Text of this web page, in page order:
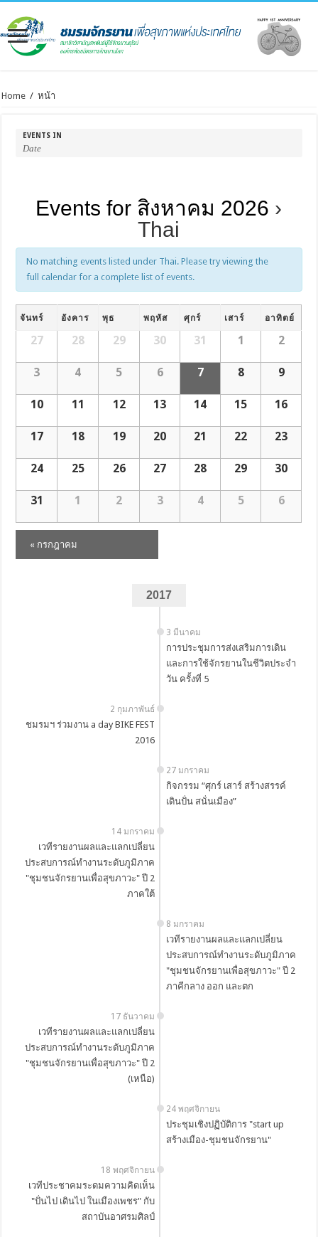
Home / หน้า
EVENTS IN
Events for สิงหาคม 2026 ›
Thai
No matching events listed under Thai. Please try viewing the
full calendar for a complete list of events.
จันทร์ อังคาร พุธ พฤหัส ศุกร์ เสาร์ อาทิตย์
27 28 29 30 31 1 2
3 4 5 6 7 8 9
10 11 12 13 14 15 16
17 18 19 20 21 22 23
24 25 26 27 28 29 30
31 1 2 3 4 5 6
Calendar
« กรกฎาคม
2017
3 มีนาคม
การประชุมการส่งเสริมการเดิน
และการใช้จักรยานในชีวิตประจำ
วัน ครั้งที่ 5
2 กุมภาพันธ์
ชมรมฯ ร่วมงาน a day BIKE FEST
2016
27 มกราคม
กิจกรรม “ศุกร์ เสาร์ สร้างสรรค์
เดินปั่น สนั่นเมือง”
14 มกราคม
เวทีรายงานผลและแลกเปลี่ยน
ประสบการณ์ทำงานระดับภูมิภาค
"ชุมชนจักรยานเพื่อสุขภาวะ" ปี 2
ภาคใต้
8 มกราคม
เวทีรายงานผลและแลกเปลี่ยน
ประสบการณ์ทำงานระดับภูมิภาค
"ชุมชนจักรยานเพื่อสุขภาวะ" ปี 2
ภาคีกลาง ออก และตก
17 ธันวาคม
เวทีรายงานผลและแลกเปลี่ยน
ประสบการณ์ทำงานระดับภูมิภาค
"ชุมชนจักรยานเพื่อสุขภาวะ" ปี 2
(เหนือ)
24 พฤศจิกายน
ประชุมเชิงปฏิบัติการ "start up
สร้างเมือง-ชุมชนจักรยาน"
18 พฤศจิกายน
เวทีประชาคมระดมความคิดเห็น
"ปั่นไป เดินไป ในเมืองเพชร" กับ
สถาบันอาศรมศิลป์